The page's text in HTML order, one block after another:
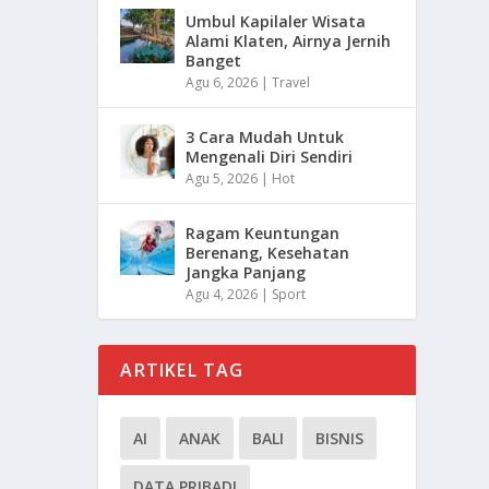
Umbul Kapilaler Wisata
Alami Klaten, Airnya Jernih
Banget
Agu 6, 2026 |Travel
3 Cara Mudah Untuk
Mengenali Diri Sendiri
Agu 5, 2026 | Hot
Ragam Keuntungan
Berenang, Kesehatan
Jangka Panjang
Agu 4, 2026 | Sport
ARTIKEL TAG
AI ANAK BALI BISNIS